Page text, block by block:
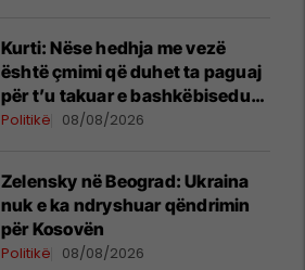
Kurti: Nëse hedhja me vezë
është çmimi që duhet ta paguaj
për t’u takuar e bashkëbiseduar
jam i lumtur ta bëj këtë
Politikë 08/08/2026
Zelensky në Beograd: Ukraina
nuk e ka ndryshuar qëndrimin
për Kosovën
Politikë 08/08/2026